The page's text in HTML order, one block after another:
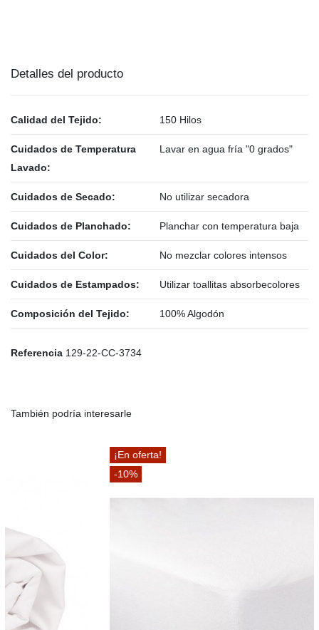
Detalles del producto
Calidad del Tejido: 150 Hilos
Cuidados de Temperatura
Lavado:
Lavar en agua fría "0 grados"
Cuidados de Secado: No utilizar secadora
Cuidados de Planchado: Planchar con temperatura baja
Cuidados del Color: No mezclar colores intensos
Cuidados de Estampados: Utilizar toallitas absorbecolores
Composición del Tejido: 100% Algodón
Referencia 129-22-CC-3734
También podría interesarle